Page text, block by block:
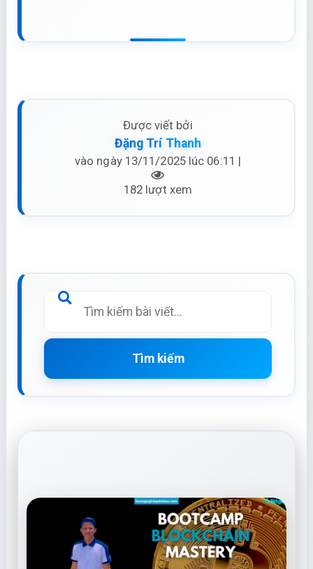
Được viết bởi
Đặng Trí Thanh
vào ngày 13/11/2025 lúc 06:11 |
182 lượt xem
Tìm kiếm